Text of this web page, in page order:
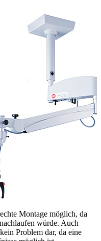
Montage möglich, da
würde. Auch
Problem dar, da eine